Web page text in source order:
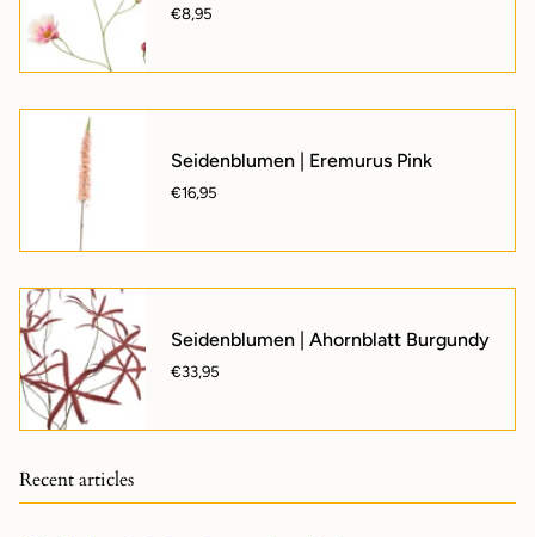
€8,95
Seidenblumen | Eremurus Pink
€16,95
Seidenblumen | Ahornblatt Burgundy
€33,95
Recent articles